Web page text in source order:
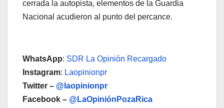
cerrada la autopista, elementos de la Guardia
Nacional acudieron al punto del percance.
WhatsApp: SDR La Opinión Recargado
Instagram: Laopinionpr
Twitter – @laopinionpr
Facebook – @LaOpiniónPozaRica